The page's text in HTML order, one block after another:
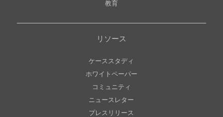
教育
リソース
ケーススタディ
ホワイトペーパー
コミュニティ
ニュースレター
プレスリリース